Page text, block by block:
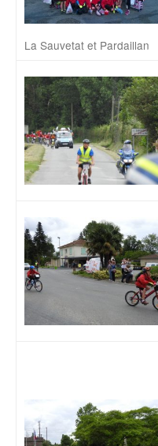
La Sauvetat et Pardaillan